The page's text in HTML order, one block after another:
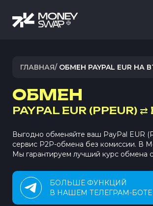
ГЛАВНАЯ/ ОБМЕН PAYPAL EUR НА
ОБМЕН
PAYPAL EUR (PPEUR) ⇄
Выгодно обменяйте ваш PayPal EUR
сервис P2P-обмена без комиссии. В
Мы гарантируем лучший курс обмена
БОЛЬШЕ ФУНКЦИЙ
В НАШЕМ ТЕЛЕГРАМ-БОТЕ